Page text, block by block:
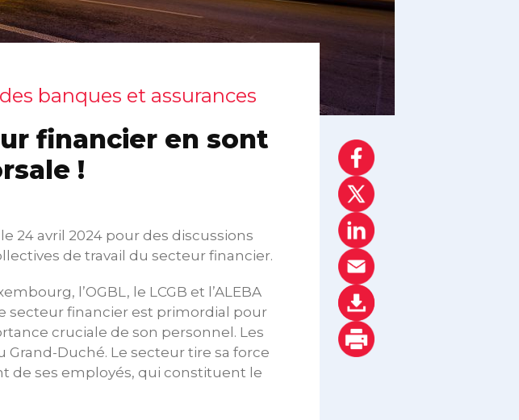
banques et assurances
financier en sont
!
24 avril 2024 pour des discussions
de travail du secteur financier.
l’OGBL, le LCGB et l’ALEBA
secteur financier est primordial pour
cruciale de son personnel. Les
Duché. Le secteur tire sa force
de ses employés, qui constituent le